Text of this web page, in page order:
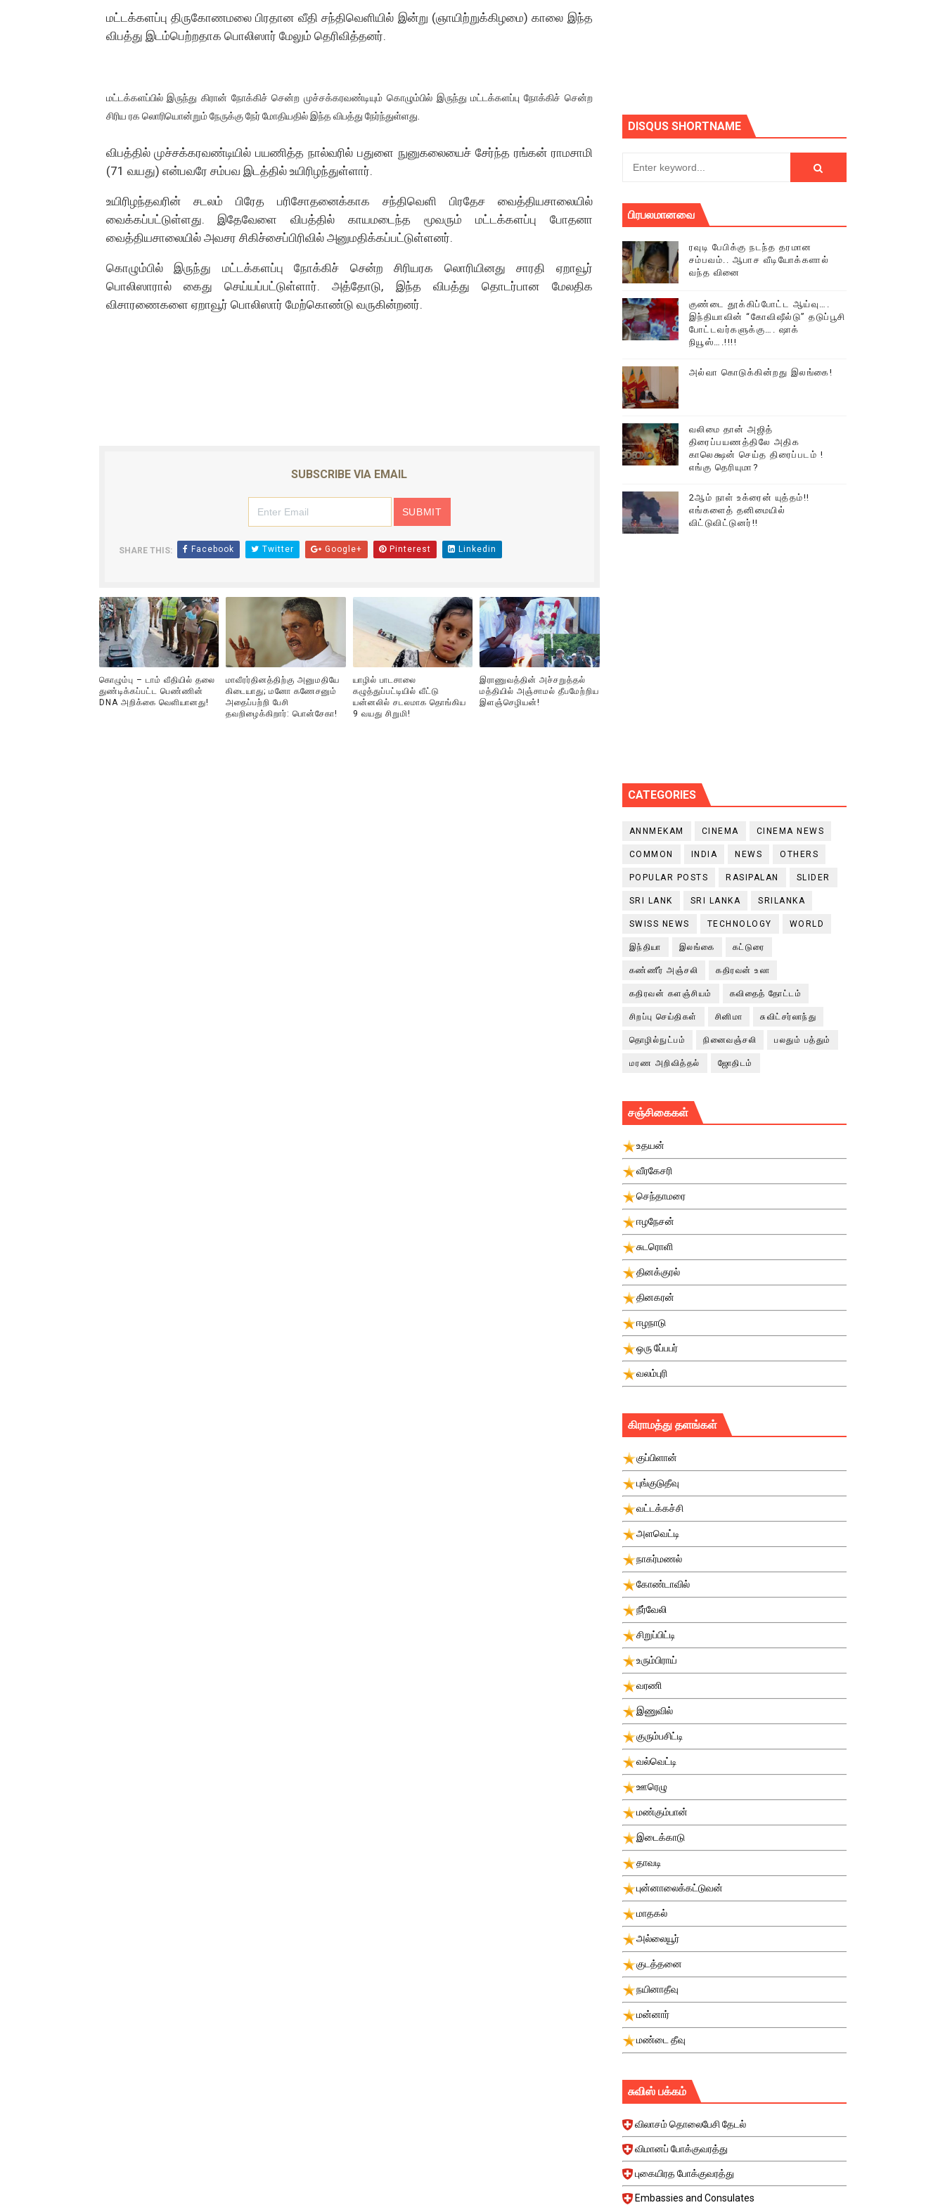
01/11/2021 Scotland ல் நடைபெறும் கண்டனப் போராட்டத்திற்கு கலந்துகொள்ளுமாறு அன்புரிமையோடு அழைக்கின்றோம்.
வர்ராரு...வர்ராரு... அண்ணாத்த : ரஜினிக்காக இலங்கை பாடலாசிரியர் வெளியிட்ட...
கைது செய்யப்பட்ட இளைஞன் உயிரிழப்பு - கொதித்தெழுந்த பிரதேசவாசிகள்!
தடுப்பூசியை பெற்றுக் கொள்ளக் கூடிய இடங்கள்...
சிறுமியை பாலியல் வன்கொடுமை செய்த முதியவருக்கு வழங்கப்பட்ட தண்டனை
பிரபல நடிகை தூக்கிட்டு தற்கொலை!
வடிவேலுவுக்கு நீதிமன்றம் விதித்துள்ள அதிரடி உத்தரவு!
தியாகதீபம் லெப்.கேணல் திலீபன், கேணல் சங்கர் ஆகியோரின் நினைவெழுச்சி நாள் - 26.09.2021 சுவிஸ் (செய்தியும்,படங்களும்..)
ஐ.நா முன்றலில் சீரற்ற காலநிலையிலும் தமிழின அழிப்பிற்கு நீதி கேட்டு நடைபெற்ற கவனயீர்ப்புப் போராட்டத்தில் திரண்ட தமிழ்மக்கள்!!
மட்டக்களப்பு திருகோணமலை பிரதான வீதி சந்திவெளியில் இன்று (ஞாயிற்றுக்கிழமை) காலை இந்த
விபத்து இடம்பெற்றதாக பொலிஸார் மேலும் தெரிவித்தனர்.
மட்டக்களப்பில் இருந்து கிரான் நோக்கிச் சென்ற முச்சக்கரவண்டியும் கொழும்பில் இருந்து மட்டக்களப்பு நோக்கிச் சென்ற
சிரிய ரக லொரியொன்றும் நேருக்கு நேர் மோதியதில் இந்த விபத்து நேர்ந்துள்ளது.
விபத்தில் முச்சக்கரவண்டியில் பயணித்த நால்வரில் பதுளை நுனுகலையைச் சேர்ந்த ரங்கன் ராமசாமி
(71 வயது) என்பவரே சம்பவ இடத்தில் உயிரிழந்துள்ளார்.
உயிரிழந்தவரின் சடலம் பிரேத பரிசோதனைக்காக சந்திவெளி பிரதேச வைத்தியசாலையில்
வைக்கப்பட்டுள்ளது. இதேவேளை விபத்தில் காயமடைந்த மூவரும் மட்டக்களப்பு போதனா
வைத்தியசாலையில் அவசர சிகிச்சைப்பிரிவில் அனுமதிக்கப்பட்டுள்ளனர்.
கொழும்பில் இருந்து மட்டக்களப்பு நோக்கிச் சென்ற சிரியரக லொரியினது சாரதி ஏறாவூர்
பொலிஸாரால் கைது செய்யப்பட்டுள்ளார். அத்தோடு, இந்த விபத்து தொடர்பான மேலதிக
விசாரணைகளை ஏறாவூர் பொலிஸார் மேற்கொண்டு வருகின்றனர்.
SUBSCRIBE VIA EMAIL
SHARE THIS: Facebook Twitter Google+ Pinterest Linkedin
கொழும்பு – டாம் வீதியில் தலை
துண்டிக்கப்பட்ட பெண்ணின்
DNA அறிக்கை வௌியானது!
மாவீரர்தினத்திற்கு அனுமதியே
கிடையாது; மனோ கணேசனும்
அதைப்பற்றி பேசி
தவறிழைக்கிறார்: பொன்சேகா!
யாழில் பாடசாலை
கழுத்துப்பட்டியில் வீட்டு
யன்னலில் சடலமாக தொங்கிய
9 வயது சிறுமி!
இராணுவத்தின் அச்சறுத்தல்
மத்தியில் அஞ்சாமல் தீபமேற்றிய
இளஞ்செழியன்!
DISQUS SHORTNAME
பிரபலமானவை
ரவுடி பேபிக்கு நடந்த தரமான
சம்பவம்.. ஆபாச வீடியோக்களால்
வந்த வினை
குண்டை தூக்கிப்போட்ட ஆய்வு….
இந்தியாவின் “கோவிஷீல்டு” தடுப்பூசி
போட்டவர்களுக்கு…. ஷாக்
நியூஸ்….!!!!
அல்வா கொடுக்கின்றது இலங்கை!
வலிமை தான் அஜித்
திரைப்பயணத்திலே அதிக
காலெக்ஷன் செய்த திரைப்படம் !
எங்கு தெரியுமா?
2ஆம் நாள் உக்ரைன் யுத்தம்!!
எங்களைத் தனிமையில்
விட்டுவிட்டுனர்!!
CATEGORIES
ANNMEKAM CINEMA CINEMA NEWS
COMMON INDIA NEWS OTHERS
POPULAR POSTS RASIPALAN SLIDER
SRI LANK SRI LANKA SRILANKA
SWISS NEWS TECHNOLOGY WORLD
இந்தியா இலங்கை கட்டுரை
கண்ணீர் அஞ்சலி கதிரவன் உலா
கதிரவன் களஞ்சியம் கவிதைத் தோட்டம்
சிறப்பு செய்திகள் சினிமா சுவிட்சர்லாந்து
தொழில்நுட்பம் நினைவஞ்சலி பலதும் பத்தும்
மரண அறிவித்தல் ஜோதிடம்
சஞ்சிகைகள்
உதயன்
வீரகேசரி
செந்தாமரை
ஈழநேசன்
சுடரொளி
தினக்குரல்
தினகரன்
ஈழநாடு
ஒரு பே்பபர்
வலம்புரி
கிராமத்து தளங்கள்
குப்பிளான்
புங்குடுதீவு
வட்டக்கச்சி
அளவெட்டி
நாகர்மணல்
கோண்டாவில்
நீர்வேலி
சிறுப்பிட்டி
உரும்பிராய்
வரணி
இணுவில்
குரும்பசிட்டி
வல்வெட்டி
ஊரெழு
மண்கும்பான்
இடைக்காடு
தாவடி
புன்னாலைக்கட்டுவன்
மாதகல்
அல்லையூர்
குடத்தனை
நயினாதீவு
மன்னார்
மண்டை தீவு
சுவிஸ் பக்கம்
விலாசம் தொலைபேசி தேடல்
விமானப் போக்குவரத்து
புகையிரத போக்குவரத்து
Embassies and Consulates